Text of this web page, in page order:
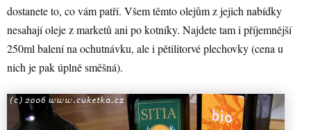
dostanete to, co vám patří. Všem těmto olejům z jejich nabídky
nesahají oleje z marketů ani po kotníky. Najdete tam i příjemnější
250ml balení na ochutnávku, ale i pětilitorvé plechovky (cena u
nich je pak úplně směšná).